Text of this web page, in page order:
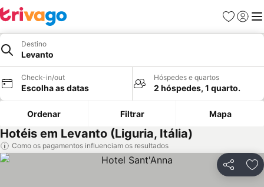
Favoritos
Iniciar
Destino
Levanto
Check-in/out
Escolha as datas
Hóspedes e quartos
2 hóspedes, 1 quarto.
Ordenar Filtrar Mapa
Hotéis em Levanto (Liguria, Itália)
Como os pagamentos influenciam os resultados
Partilhar